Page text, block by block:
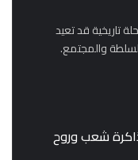
تاريخية قد تعيد
والمجتمع.
شعب وروح